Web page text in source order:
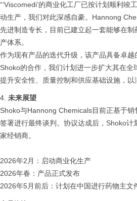
“‘Viscomedi’的商业化工厂已按计划顺利竣
动生产，我们对此深感自豪。Hannong
先进制造专长，目前已建立起一套能够在
产体系。
作为现有产品的迭代升级，该产品具备卓
Shoko的合作，我们计划进一步扩大其在全
提升安全性、质量控制和供应基础设施，以
未来展望
Shoko与Hannong Chemicals目前正基于
签署进行最终谈判。协议达成后，Shoko计
家经销商。
2026年2月：启动商业化生产
2026年春：产品正式发布
2026年5月前后：计划在中国进行药物主文